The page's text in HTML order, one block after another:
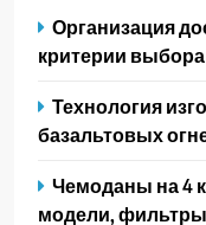
Организация
критерии выбора
Технология
базальтовых
Чемоданы на 4
модели,